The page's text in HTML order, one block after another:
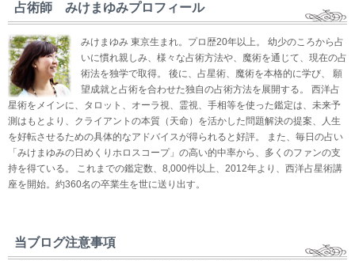
占術師 みけまゆみプロフィール
みけまゆみ 東京生まれ。プロ歴20年以上。 幼少のころから占
いに慣れ親しみ、様々な占術方法や、魔術を通じて、現在の占
術法を独学で取得。 後に、占星術、魔術を本格的に学び、 願
望成就と占術を合わせた独自の占術方法を展開する。 西洋占
星術をメインに、タロット、オーラ視、霊視、手相等を使った鑑定は、未来予
測はもとより、クライアントの本質（天命）を活かした問題解決の提案、人生
を好転させるための具体的なアドバイスが得られると好評。 また、毎日の占い
「みけまゆみの日めくりホロスコープ」の高い的中率から、多くのファンの支
持を得ている。 これまでの鑑定数、8,000件以上、2012年より、西洋占星術講
座を開始。約360名の卒業生を世に送り出す。
当ブログ注意事項